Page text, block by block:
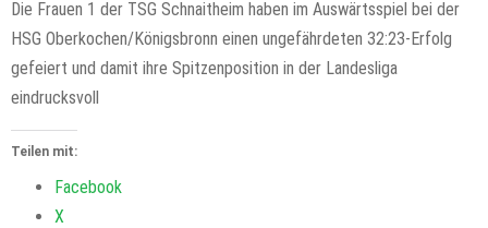
Die Frauen 1 der TSG Schnaitheim haben im Auswärtsspiel bei der
HSG Oberkochen/Königsbronn einen ungefährdeten 32:23-Erfolg
gefeiert und damit ihre Spitzenposition in der Landesliga
eindrucksvoll
Teilen mit:
Facebook
X